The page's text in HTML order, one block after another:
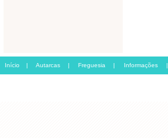
Início | Autarcas | Freguesia | Informações |